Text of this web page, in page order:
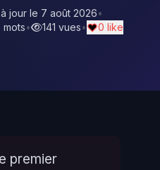
jour le 7 août 2026•
mots• 141 vues• 0 like
premier